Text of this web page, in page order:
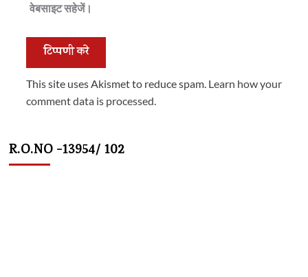
वेबसाइट सहेजें।
This site uses Akismet to reduce spam. Learn how your
comment data is processed.
R.O.NO -13954/ 102